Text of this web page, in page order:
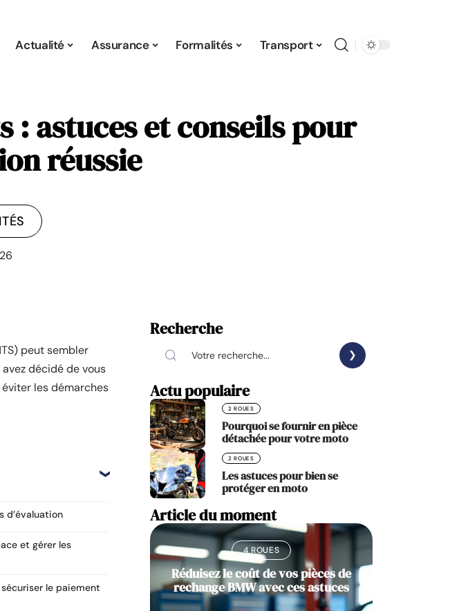
Actualité Assurance Formalités Transport
: astuces et conseils pour
réussie
peut sembler
décidé de vous
les démarches
d’évaluation
et gérer les
le paiement
Recherche
Actu populaire
2 ROUES
Pourquoi se fournir en pièce
détachée pour votre moto
2 ROUES
Les astuces pour bien se
protéger en moto
Article du moment
4 ROUES
Réduisez le coût de vos pièces de
rechange BMW avec ces astuces